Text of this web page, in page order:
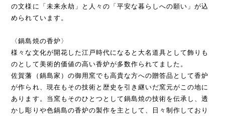
の文様に「未来永劫」と人々の「平安な暮らしへの願い」が込
められています。
〈鍋島焼の香炉〉
様々な文化が開花した江戸時代になると大名道具として飾りも
のとして美術的価値の高い香炉が多数作られてました。
佐賀藩（鍋島家）の御用窯でも高貴な方への贈答品として香炉
が作られ、現在もその技術と歴史を引き継いだ窯元がこの地に
あります。当窯もそのひとつとして鍋島焼の技術を伝承し、透
かし彫りや色鍋島の香炉の製作を主として、日々制作しており